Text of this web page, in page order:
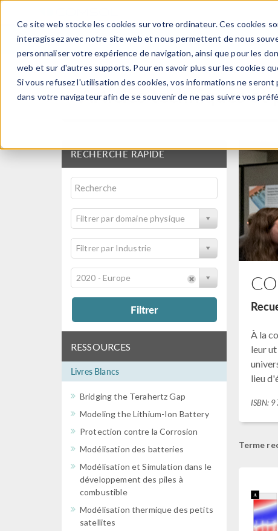
Ce site web stocke les cookies sur votre ordinateur. Ces cookies
interagissez avec notre site web et nous permettent de nous
personnaliser votre expérience de navigation, ainsi que pour les
web et sur d'autres supports. Pour en savoir plus sur les cookies
Si vous refusez l'utilisation des cookies, vos informations ne
dans votre navigateur afin de se souvenir de ne pas suivre vos
Articles techniques et
RECHERCHE RAPIDE
Filtrer par domaine physique
Filtrer par Industrie
2020 - Europe
Filtrer
RESSOURCES
Livres Blancs
Bridging the Terahertz Gap
Modeling the Lithium-Ion Battery
Protection contre la Corrosion
Modélisation des batteries
Modélisation et Simulation dans le
développement des piles à
combustible
Modélisation thermique des petits
satellites
À la
leur
lieu
ISBN:
Terme